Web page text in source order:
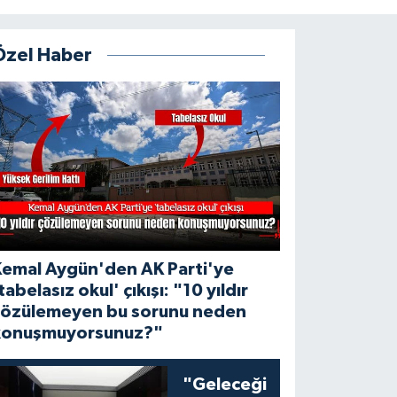
Haber
Aygün'den AK Parti'ye
okul' çıkışı: "10 yıldır
bu sorunu neden
"Geleceği